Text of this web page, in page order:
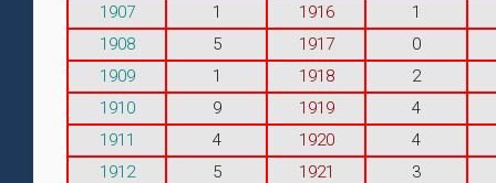
1907
1 1916
1
1908
5 1917
0
1909
1 1918
2
1910
9 1919
4
1911
4 1920
4
1912
5 1921
3